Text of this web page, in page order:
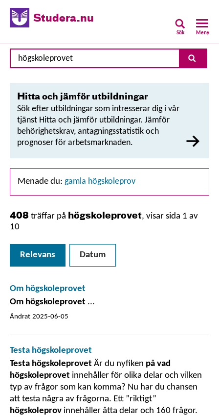
Studera.nu
Sök Meny
Sök
på
Sök
Hitta och jämför utbildningar
Sök efter utbildningar som intresserar dig i vår
tjänst Hitta och jämför utbildningar. Jämför
behörighetskrav, antagningsstatistik och
prognoser för arbetsmarknaden.
Menade du: gamla högskoleprov
408 träffar på högskoleprovet, visar sida 1 av
10
Relevans Datum
Om högskoleprovet
Om högskoleprovet ...
Ändrat 2025-06-05
Testa högskoleprovet
Testa högskoleprovet Är du nyfiken på vad
högskoleprovet innehåller för olika delar och vilken
typ av frågor som kan komma? Nu har du chansen
att testa några av frågorna. Ett ”riktigt”
högskoleprov innehåller åtta delar och 160 frågor.